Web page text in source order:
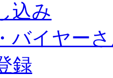
込み
バイヤー
録